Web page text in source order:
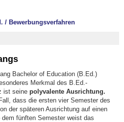
/ Bewerbungsverfahren
Bachelor of Education (B.Ed.)
Merkmal des B.Ed.-
ist seine polyvalente Ausrichtung.
dass die ersten vier Semester des
der späteren Ausrichtung auf einen
fünften Semester weist das